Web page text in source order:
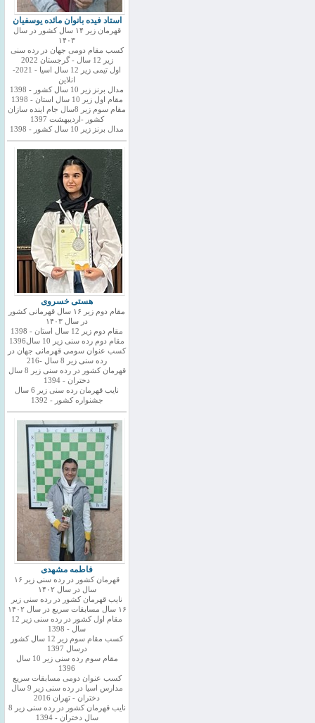
استاد فیده بانوان مائده یوسفیان
قهرمان زیر ۱۴ سال کشور در سال
۱۴۰۳
کسب مقام دومی جهان در رده سنی
زیر 12 سال - گرجستان 2022
اول تیمی زیر 12 سال اسیا - 2021-
انلاین
مدال برنز زیر 10 سال کشور - 1398
مقام اول زیر 10 سال استان - 1398
مقام سوم زیر 8سال جام اینده سازان
کشور -اردیبهشت 1397
مدال برنز زیر 10 سال کشور - 1398
هستی خسروی
مقام دوم زیر ۱۶ سال قهرمانی کشور
در سال ۱۴۰۳
مقام دوم زیر 12 سال استان - 1398
مقام دوم رده سنی زیر 10 سال1396
کسب عنوان سومی قهرمانی جهان در
رده سنی زیر 8 سال -216
قهرمان کشور در رده سنی زیر 8 سال
دختران - 1394
نایب قهرمان رده سنی زیر 6 سال
جشنواره کشور - 1392
فاطمه مشهدی
قهرمان کشور در رده سنی زیر ۱۶
سال در سال ۱۴۰۲
نایب قهرمان کشور در رده سنی زیر
۱۶ سال مسابقات سریع در سال ۱۴۰۲
مقام اول کشور در رده سنی زیر 12
سال - 1398
کسب مقام سوم زیر 12 سال کشور
درسال 1397
مقام سوم رده سنی زیر 10 سال
1396
کسب عنوان دومی مسابقات سریع
مدارس اسیا در رده سنی زیر 9 سال
دختران - تهران 2016
نایب قهرمان کشور در رده سنی زیر 8
سال دختران - 1394